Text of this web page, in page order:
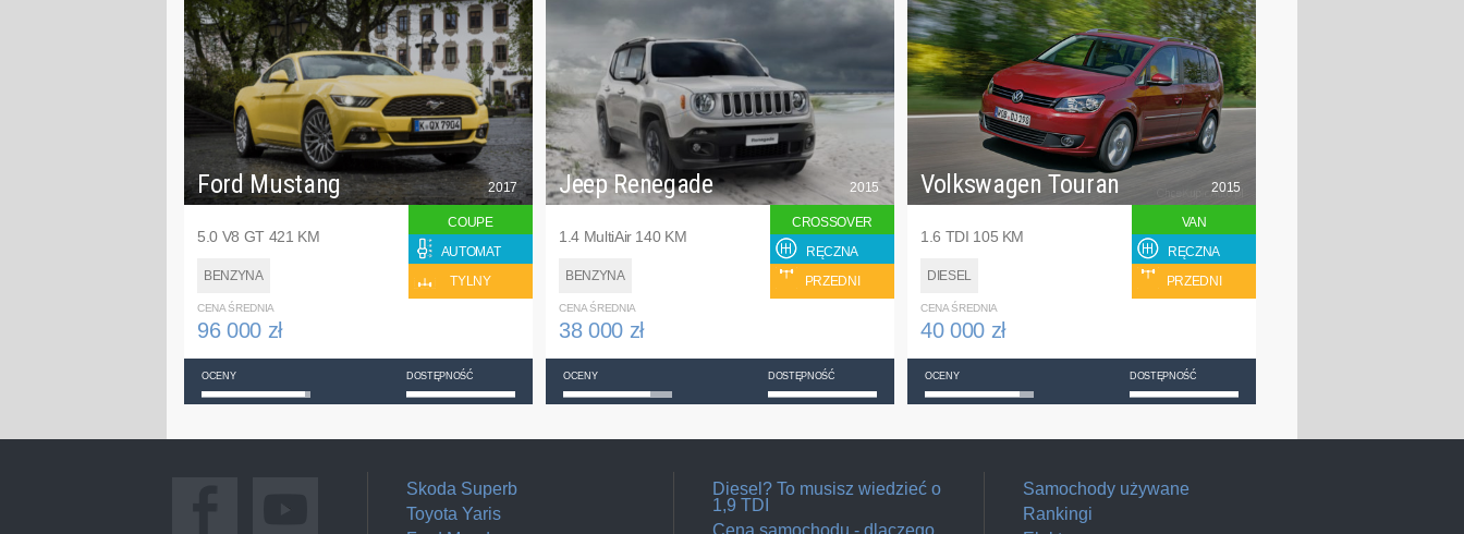
Ford Mustang
5.0 V8 GT 421 KM
BENZYNA
2017
COUPE
AUTOMAT
TYLNY
CENA ŚREDNIA
96 000 zł
OCENY DOSTĘPNOŚĆ
Jeep Renegade
1.4 MultiAir 140 KM
BENZYNA
2015
CROSSOVER
RĘCZNA
PRZEDNI
CENA ŚREDNIA
38 000 zł
OCENY DOSTĘPNOŚĆ
Volkswagen Touran
1.6 TDI 105 KM
DIESEL
2015
VAN
RĘCZNA
PRZEDNI
CENA ŚREDNIA
40 000 zł
OCENY DOSTĘPNOŚĆ
Skoda Superb
Toyota Yaris
Diesel? To musisz wiedzieć o
1,9 TDI
Cena samochodu - dlaczego
Samochody używane
Rankingi